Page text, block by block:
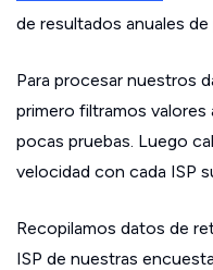
de resultados anuales de
Para procesar nuestros
primero filtramos
pocas pruebas. Luego
velocidad con cada ISP
Recopilamos datos de
ISP de nuestras